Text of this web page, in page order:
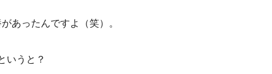
あったんですよ（笑）。
いうと？